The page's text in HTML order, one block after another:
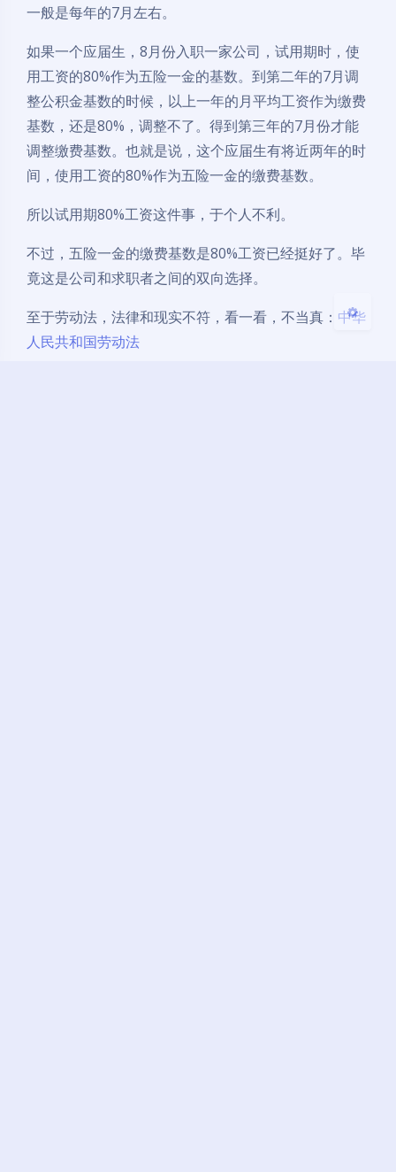
夜间模式
Sans Serif Serif
浅阴影
一般是每年的7月左右。
如果一个应届生，8月份入职一家公司，试用期时，使
用工资的80%作为五险一金的基数。到第二年的7月调
整公积金基数的时候，以上一年的月平均工资作为缴费
基数，还是80%，调整不了。得到第三年的7月份才能
调整缴费基数。也就是说，这个应届生有将近两年的时
间，使用工资的80%作为五险一金的缴费基数。
所以试用期80%工资这件事，于个人不利。
不过，五险一金的缴费基数是80%工资已经挺好了。毕
竟这是公司和求职者之间的双向选择。
至于劳动法，法律和现实不符，看一看，不当真： 中华
人民共和国劳动法